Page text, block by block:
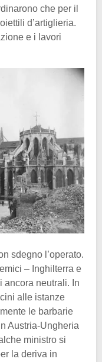
che per il
d’artiglieria.
e i lavori
sdegno l’operato.
– Inghilterra e
ancora neutrali. In
alle istanze
le barbarie
Austria-Ungheria
ministro si
la deriva in